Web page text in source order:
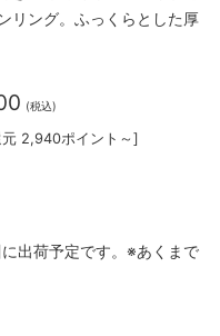
リング。ふっくらとした厚
(税込)
2,940ポイント～]
に出荷予定です。※あくまで